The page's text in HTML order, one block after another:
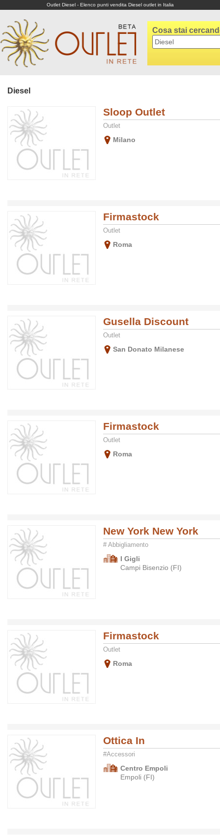
Outlet Diesel - Elenco punti vendita Diesel outlet in Italia
Cosa stai
Diesel
Sloop Outlet
Outlet
Milano
Firmastock
Outlet
Roma
Gusella Discount
Outlet
San Donato Milanese
Firmastock
Outlet
Roma
New York New York
# Abbigliamento
I Gigli
Campi Bisenzio (FI)
Firmastock
Outlet
Roma
Ottica In
#Accessori
Centro Empoli
Empoli (FI)